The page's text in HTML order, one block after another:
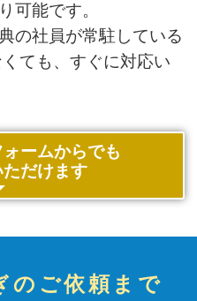
可能です。
の社員が常駐している
ても、すぐに対応い
ォームからでも
だけます
のご依頼まで